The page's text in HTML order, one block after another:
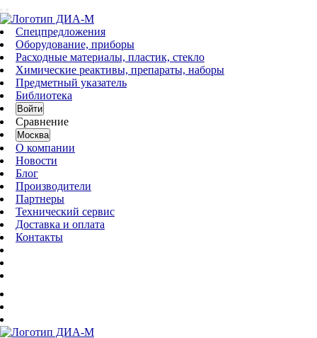
Спецпредложения
Оборудование, приборы
Расходные материалы, пластик, стекло
Химические реактивы, препараты, наборы
Предметный указатель
Библиотека
Войти
Сравнение
Москва
О компании
Новости
Блог
Производители
Партнеры
Технический сервис
Доставка и оплата
Контакты